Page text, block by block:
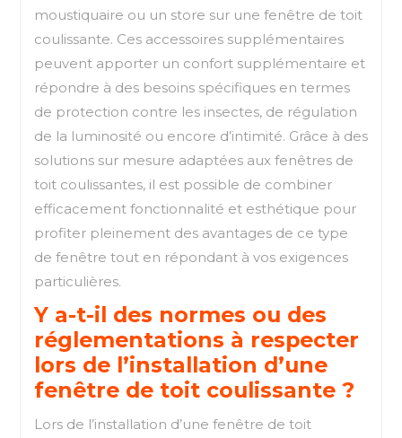
moustiquaire ou un store sur une fenêtre de toit
coulissante. Ces accessoires supplémentaires
peuvent apporter un confort supplémentaire et
répondre à des besoins spécifiques en termes
de protection contre les insectes, de régulation
de la luminosité ou encore d’intimité. Grâce à des
solutions sur mesure adaptées aux fenêtres de
toit coulissantes, il est possible de combiner
efficacement fonctionnalité et esthétique pour
profiter pleinement des avantages de ce type
de fenêtre tout en répondant à vos exigences
particulières.
Y a-t-il des normes ou des
réglementations à respecter
lors de l’installation d’une
fenêtre de toit coulissante ?
Lors de l’installation d’une fenêtre de toit